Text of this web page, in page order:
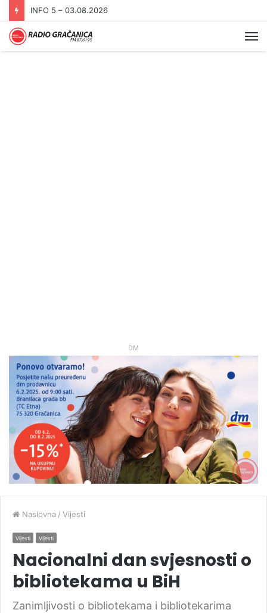
INFO 5 – 03.08.2026
DM
Naslovna / Vijesti
Vijesti Vijesti
Nacionalni dan svjesnosti o
bibliotekama u BiH
Zanimljivosti o bibliotekama i bibliotekarima